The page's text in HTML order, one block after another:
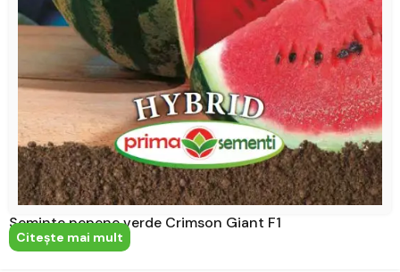
Seminte pepene verde Crimson Giant F1
Citeşte mai mult